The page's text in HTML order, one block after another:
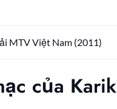
MTV Việt Nam (2011)
của Karik